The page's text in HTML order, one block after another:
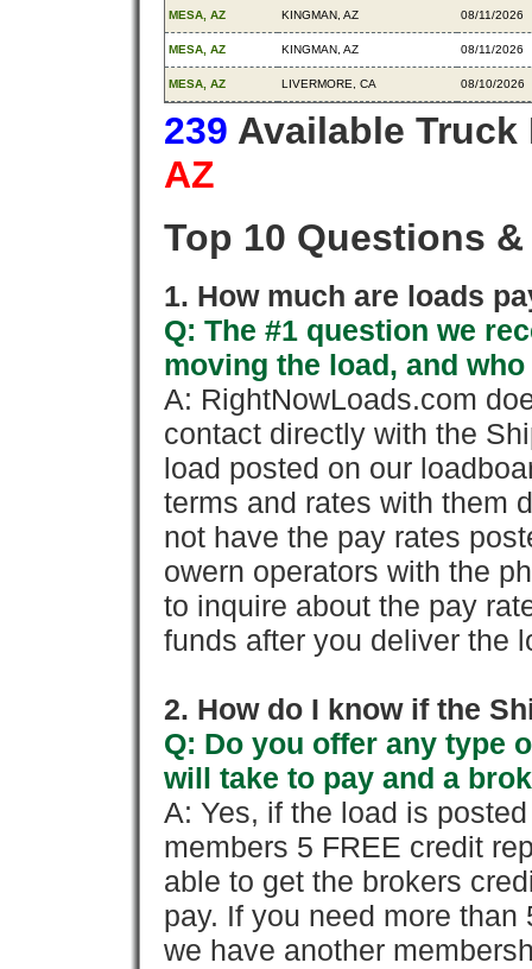
MESA, AZ KINGMAN, AZ 08/11/2026
MESA, AZ KINGMAN, AZ 08/11/2026
MESA, AZ LIVERMORE, CA 08/10/2026
239 Available
AZ
Top 10 Questions
1. How much are loads
Q: The #1 question we
moving the load, and
A: RightNowLoads.com
contact directly with the
load posted on our
terms and rates with them
not have the pay rates
owern operators with the
to inquire about the pay
funds after you deliver the
2. How do I know if the
Q: Do you offer any type
will take to pay and a
A: Yes, if the load is
members 5 FREE credit
able to get the brokers
pay. If you need more
we have another